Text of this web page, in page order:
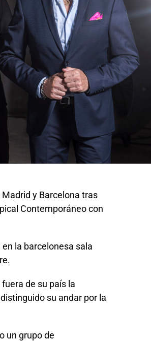
y Barcelona tras
Contemporáneo con
la barcelonesa sala
de su país la
su andar por la
un grupo de